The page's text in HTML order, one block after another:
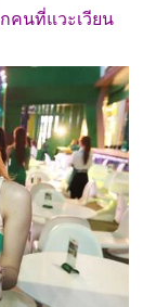
คนที่แวะเวียน